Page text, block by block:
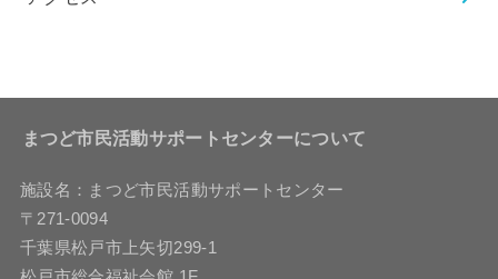
まつど市民活動サポートセンターについて
施設名：まつど市民活動サポートセンター
〒271-0094
千葉県松戸市上矢切299-1